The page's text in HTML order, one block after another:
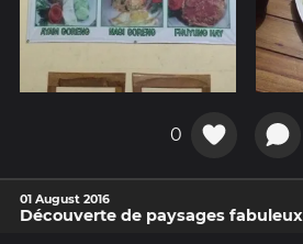
0
01 August 2016
Découverte de paysages fabuleux